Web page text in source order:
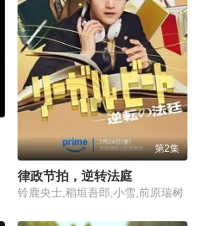
第2集
律政节拍，逆转法庭
铃鹿央士,稻垣吾郎,小雪,前原瑞树